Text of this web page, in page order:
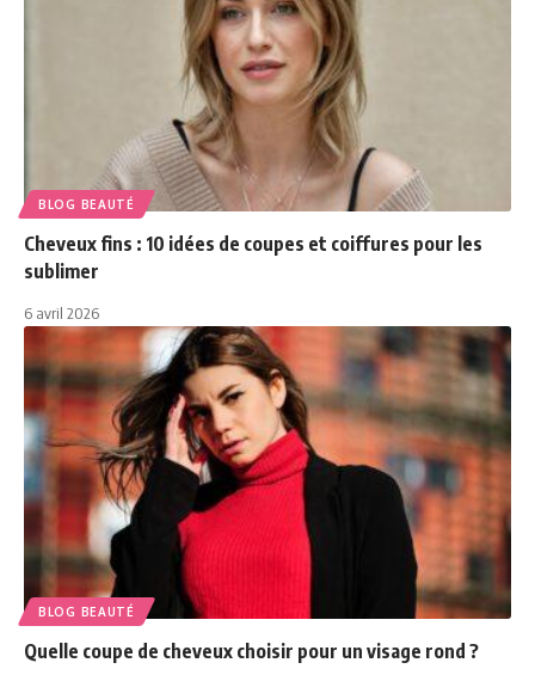
BLOG BEAUTÉ
Cheveux fins : 10 idées de coupes et coiffures pour les
sublimer
6 avril 2026
BLOG BEAUTÉ
Quelle coupe de cheveux choisir pour un visage rond ?